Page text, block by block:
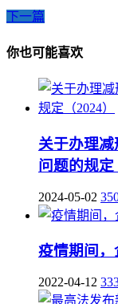
下一篇
你也可能喜欢
关于办理
问题的规定
2024-05-02
疫情期间，
2022-04-12